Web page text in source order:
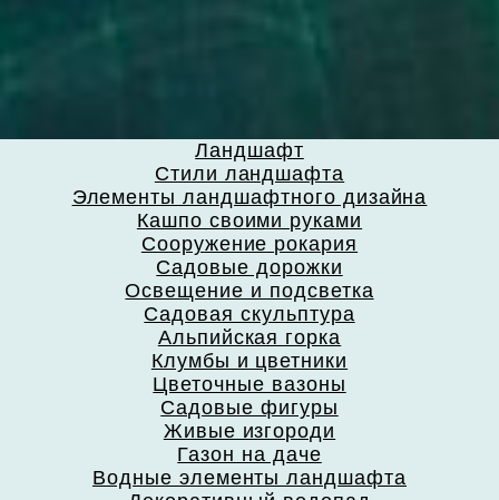
Ландшафт
Стили ландшафта
Элементы ландшафтного дизайна
Кашпо своими руками
Сооружение рокария
Садовые дорожки
Освещение и подсветка
Садовая скульптура
Альпийская горка
Клумбы и цветники
Цветочные вазоны
Садовые фигуры
Живые изгороди
Газон на даче
Водные элементы ландшафта